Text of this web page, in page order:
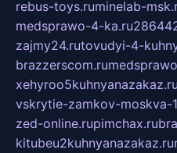
rebus-toys.ruminelab-
medsprawo-4-ka.ru
zajmy24.rutovudyi-4-
brazzerscom.ru
xehyroo5kuhnyanazakaz.ru
vskrytie-zamkov-moskva-
zed-online.rupimchax.ru
kitubeu2kuhnyanazakaz.ru